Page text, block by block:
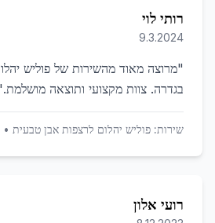
רותי לוי
9.3.2024
"מרוצה מאוד מהשירות של פוליש
בגדרה. צוות מקצועי ותוצאה מושלמת.
שירות: פוליש יהלום לרצפות אבן טבעית •
רועי אלון